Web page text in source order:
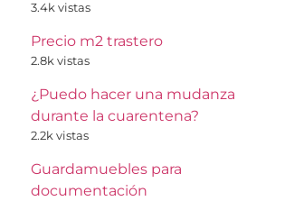
3.4k vistas
Precio m2 trastero
2.8k vistas
¿Puedo hacer una mudanza
durante la cuarentena?
2.2k vistas
Guardamuebles para
documentación